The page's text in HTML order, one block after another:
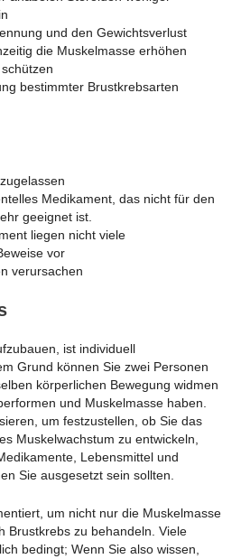
und den Gewichtsverlust
die Muskelmasse erhöhen
bestimmter Brustkrebsarten
Medikament, das nicht für den
geeignet ist.
liegen nicht viele
vor
verursachen
ist individuell
Grund können Sie zwei Personen
körperlichen Bewegung widmen
und Muskelmasse haben.
um festzustellen, ob Sie das
Muskelwachstum zu entwickeln,
Lebensmittel und
Sie ausgesetzt sein sollten.
um nicht nur die Muskelmasse
Brustkrebs zu behandeln. Viele
bedingt; Wenn Sie also wissen,